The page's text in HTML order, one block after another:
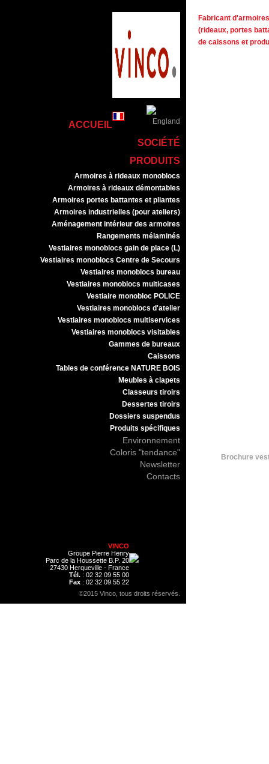
ACCUEIL
SOCIÉTÉ
PRODUITS
Armoires à rideaux monoblocs
Armoires à rideaux démontables
Armoires portes battantes et pliantes
Armoires industrielles (pour ateliers)
Aménagement intérieur des armoires
Rangements mélaminés
Vestiaires monoblocs gain de place (L)
Vestiaires monoblocs Centre de Secours
Vestiaires monoblocs bureau
Vestiaires monoblocs multicases
Vestiaire monobloc POLICE
Vestiaires monoblocs d'atelier
Vestiaires monoblocs multiservices
Vestiaires monoblocs visitables
Gammes de bureaux
Caissons
Tables de conférence NATURE BOIS
Meubles à clapets
Classeurs tiroirs
Dessertes tiroirs
Dossiers suspendus
Produits spécifiques
Environnement
Coloris "tendance"
Newsletter
Contacts
VINCO
Groupe Pierre Henry
Parc de la Houssette B.P. 20
27430 Herqueville - France
Tél. : 02 32 09 55 00
Fax : 02 32 09 55 22
©2015 Vinco, tous droits réservés.
Fabricant
(rideaux, portes
de caissons et
Brochure